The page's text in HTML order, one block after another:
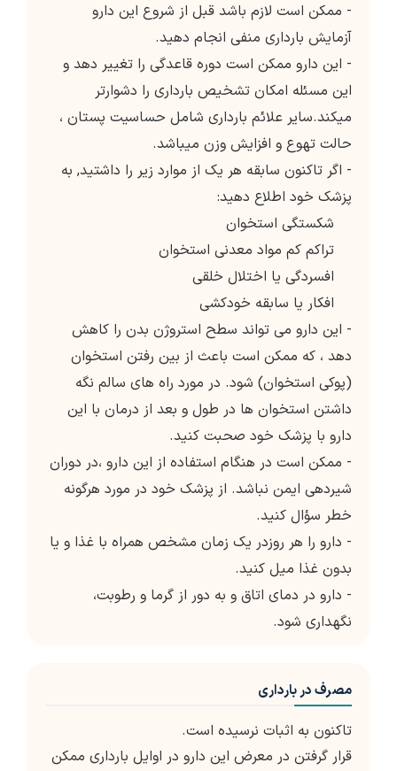
- ممکن است لازم باشد قبل از شروع این دارو
آزمایش بارداری منفی انجام دهید.
- این دارو ممکن است دوره قاعدگی را تغییر دهد و
این مسئله امکان تشخیص بارداری را دشوارتر
میکند.سایر علائم بارداری شامل حساسیت پستان ،
حالت تهوع و افزایش وزن میباشد.
- اگر تاکنون سابقه هر یک از موارد زیر را داشتید, به
پزشک خود اطلاع دهید:
شکستگی استخوان
تراکم کم مواد معدنی استخوان
افسردگی یا اختلال خلقی
افکار یا سابقه خودکشی
- این دارو می تواند سطح استروژن بدن را کاهش
دهد ، که ممکن است باعث از بین رفتن استخوان
(پوکی استخوان) شود. در مورد راه های سالم نگه
داشتن استخوان ها در طول و بعد از درمان با این
دارو با پزشک خود صحبت کنید.
- ممکن است در هنگام استفاده از این دارو ،در دوران
شیردهی ایمن نباشد. از پزشک خود در مورد هرگونه
خطر سؤال کنید.
- دارو را هر روزدر یک زمان مشخص همراه با غذا و یا
بدون غذا میل کنید.
- دارو در دمای اتاق و به دور از گرما و رطوبت،
نگهداری شود.
مصرف در بارداری
تاکنون به اثبات نرسیده است.
قرار گرفتن در معرض این دارو در اوایل بارداری ممکن